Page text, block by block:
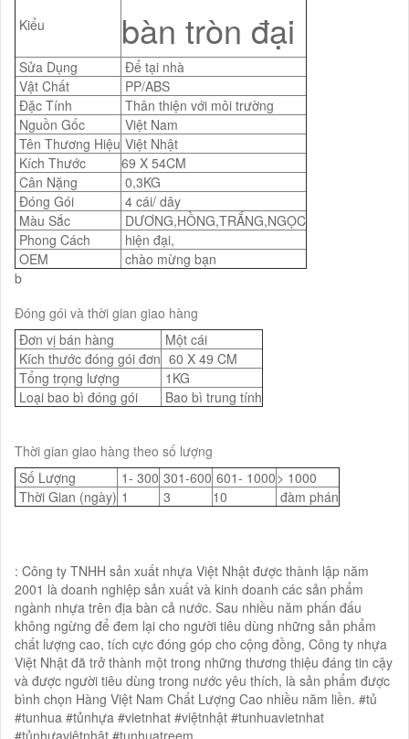
Kiểu bàn tròn đại
Sửa Dụng
Để tại nhà
Vật Chất
PP/ABS
Đặc Tính
Thân thiện với môi trường
Nguồn Gốc
Việt Nam
Tên Thương Hiệu Việt Nhật
Kích Thước
69 X 54CM
Cân Nặng
0,3KG
Đóng Gói
4 cái/ dây
Màu Sắc
DƯƠNG,HỒNG,TRẮNG,NGỌC
Phong Cách
hiện đại,
OEM
chào mừng bạn
b
Đóng gói và thời gian giao hàng
Đơn vị bán hàng
Một cái
Kích thước đóng gói đơn 60 X 49 CM
Tổng trọng lượng
1KG
Loại bao bì đóng gói
Bao bì trung tính
Thời gian giao hàng theo số lượng
Số Lượng
1- 300 301-600 601- 1000> 1000
Thời Gian (ngày) 1 3 10 đàm phán
: Công ty TNHH sản xuất nhựa Việt Nhật được thành lập năm
2001 là doanh nghiệp sản xuất và kinh doanh các sản phẩm
ngành nhựa trên địa bàn cả nước. Sau nhiều năm phấn đấu
không ngừng để đem lại cho người tiêu dùng những sản phẩm
chất lượng cao, tích cực đóng góp cho cộng đồng, Công ty nhựa
Việt Nhật đã trở thành một trong những thương thiệu đáng tin cậy
và được người tiêu dùng trong nước yêu thích, là sản phẩm được
bình chọn Hàng Việt Nam Chất Lượng Cao nhiều năm liền. #tủ
#tunhua #tủnhựa #vietnhat #việtnhật #tunhuavietnhat
#tủnhựaviệtnhật #tunhuatreem